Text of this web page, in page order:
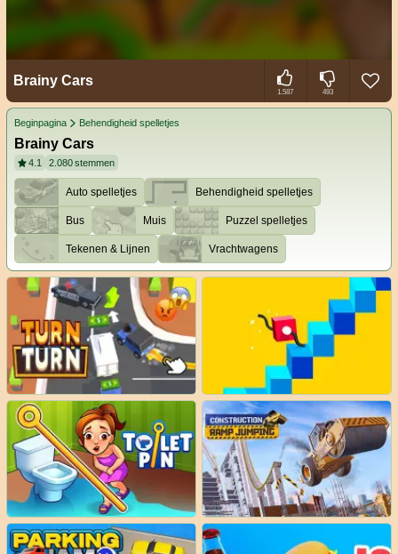
Brainy Cars
1.587 493
Beginpagina Behendigheid spelletjes
Brainy Cars
4.1 2.080stemmen
Auto spelletjes Behendigheid spelletjes
Bus Muis Puzzel spelletjes
Tekenen & Lijnen Vrachtwagens